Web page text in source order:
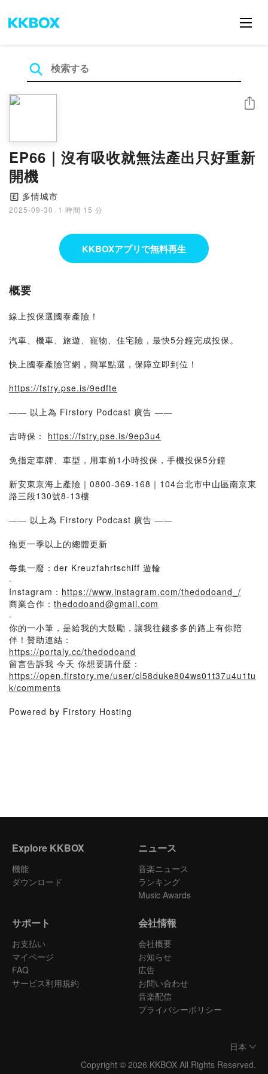
EP66｜沒有吸收就無法產出只好重新
開機
🄴 多情城市
2025-09-30 · 1 時間 15 分
シェア
KKBOXアプリで無料再生
概要
線上投保選國泰產險！
汽車、機車、旅遊、寵物、住宅險，最快5分鐘完成投保。
快上國泰產險官網，簡單點選，保障立即到位！
https://fstry.pse.is/9edfte
—— 以上為 Firstory Podcast 廣告 ——
吉時保： https://fstry.pse.is/9ep3u4
免指定車牌、車型，用車前1小時投保，手機投保5分鐘
新安東京海上產險｜0800-369-168｜104台北市中山區南京東
路三段130號8-13樓
—— 以上為 Firstory Podcast 廣告 ——
拖更一季以上的總體更新
每集一廢：der Kreuzfahrtschiff 遊輪
-
Instagram： https://www.instagram.com/thedodoand_/
商業合作： thedodoand@gmail.com
-
你的一小筆，是給我的大鼓勵，讓我往錢多多的路上有你陪
伴！贊助連結：
https://portaly.cc/thedodoand
留言告訴我 今天 你想要講什麼：
https://open.firstory.me/user/cl58duke804ws01t37u4u1tu
k/comments
Powered by Firstory Hosting
Explore KKBOX
機能
ダウンロード
ニュース
音楽ニュース
ランキング
Music Awards
サポート
お支払い
マイページ
FAQ
サービス利用規約
会社情報
会社概要
お知らせ
広告
お問い合わせ
音楽配信
プライバシーポリシー
日本
Copyright © 2026 KKBOX All Rights Reserved.